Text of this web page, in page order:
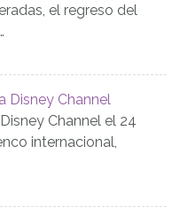
el regreso del
Disney Channel
Channel el 24
internacional,